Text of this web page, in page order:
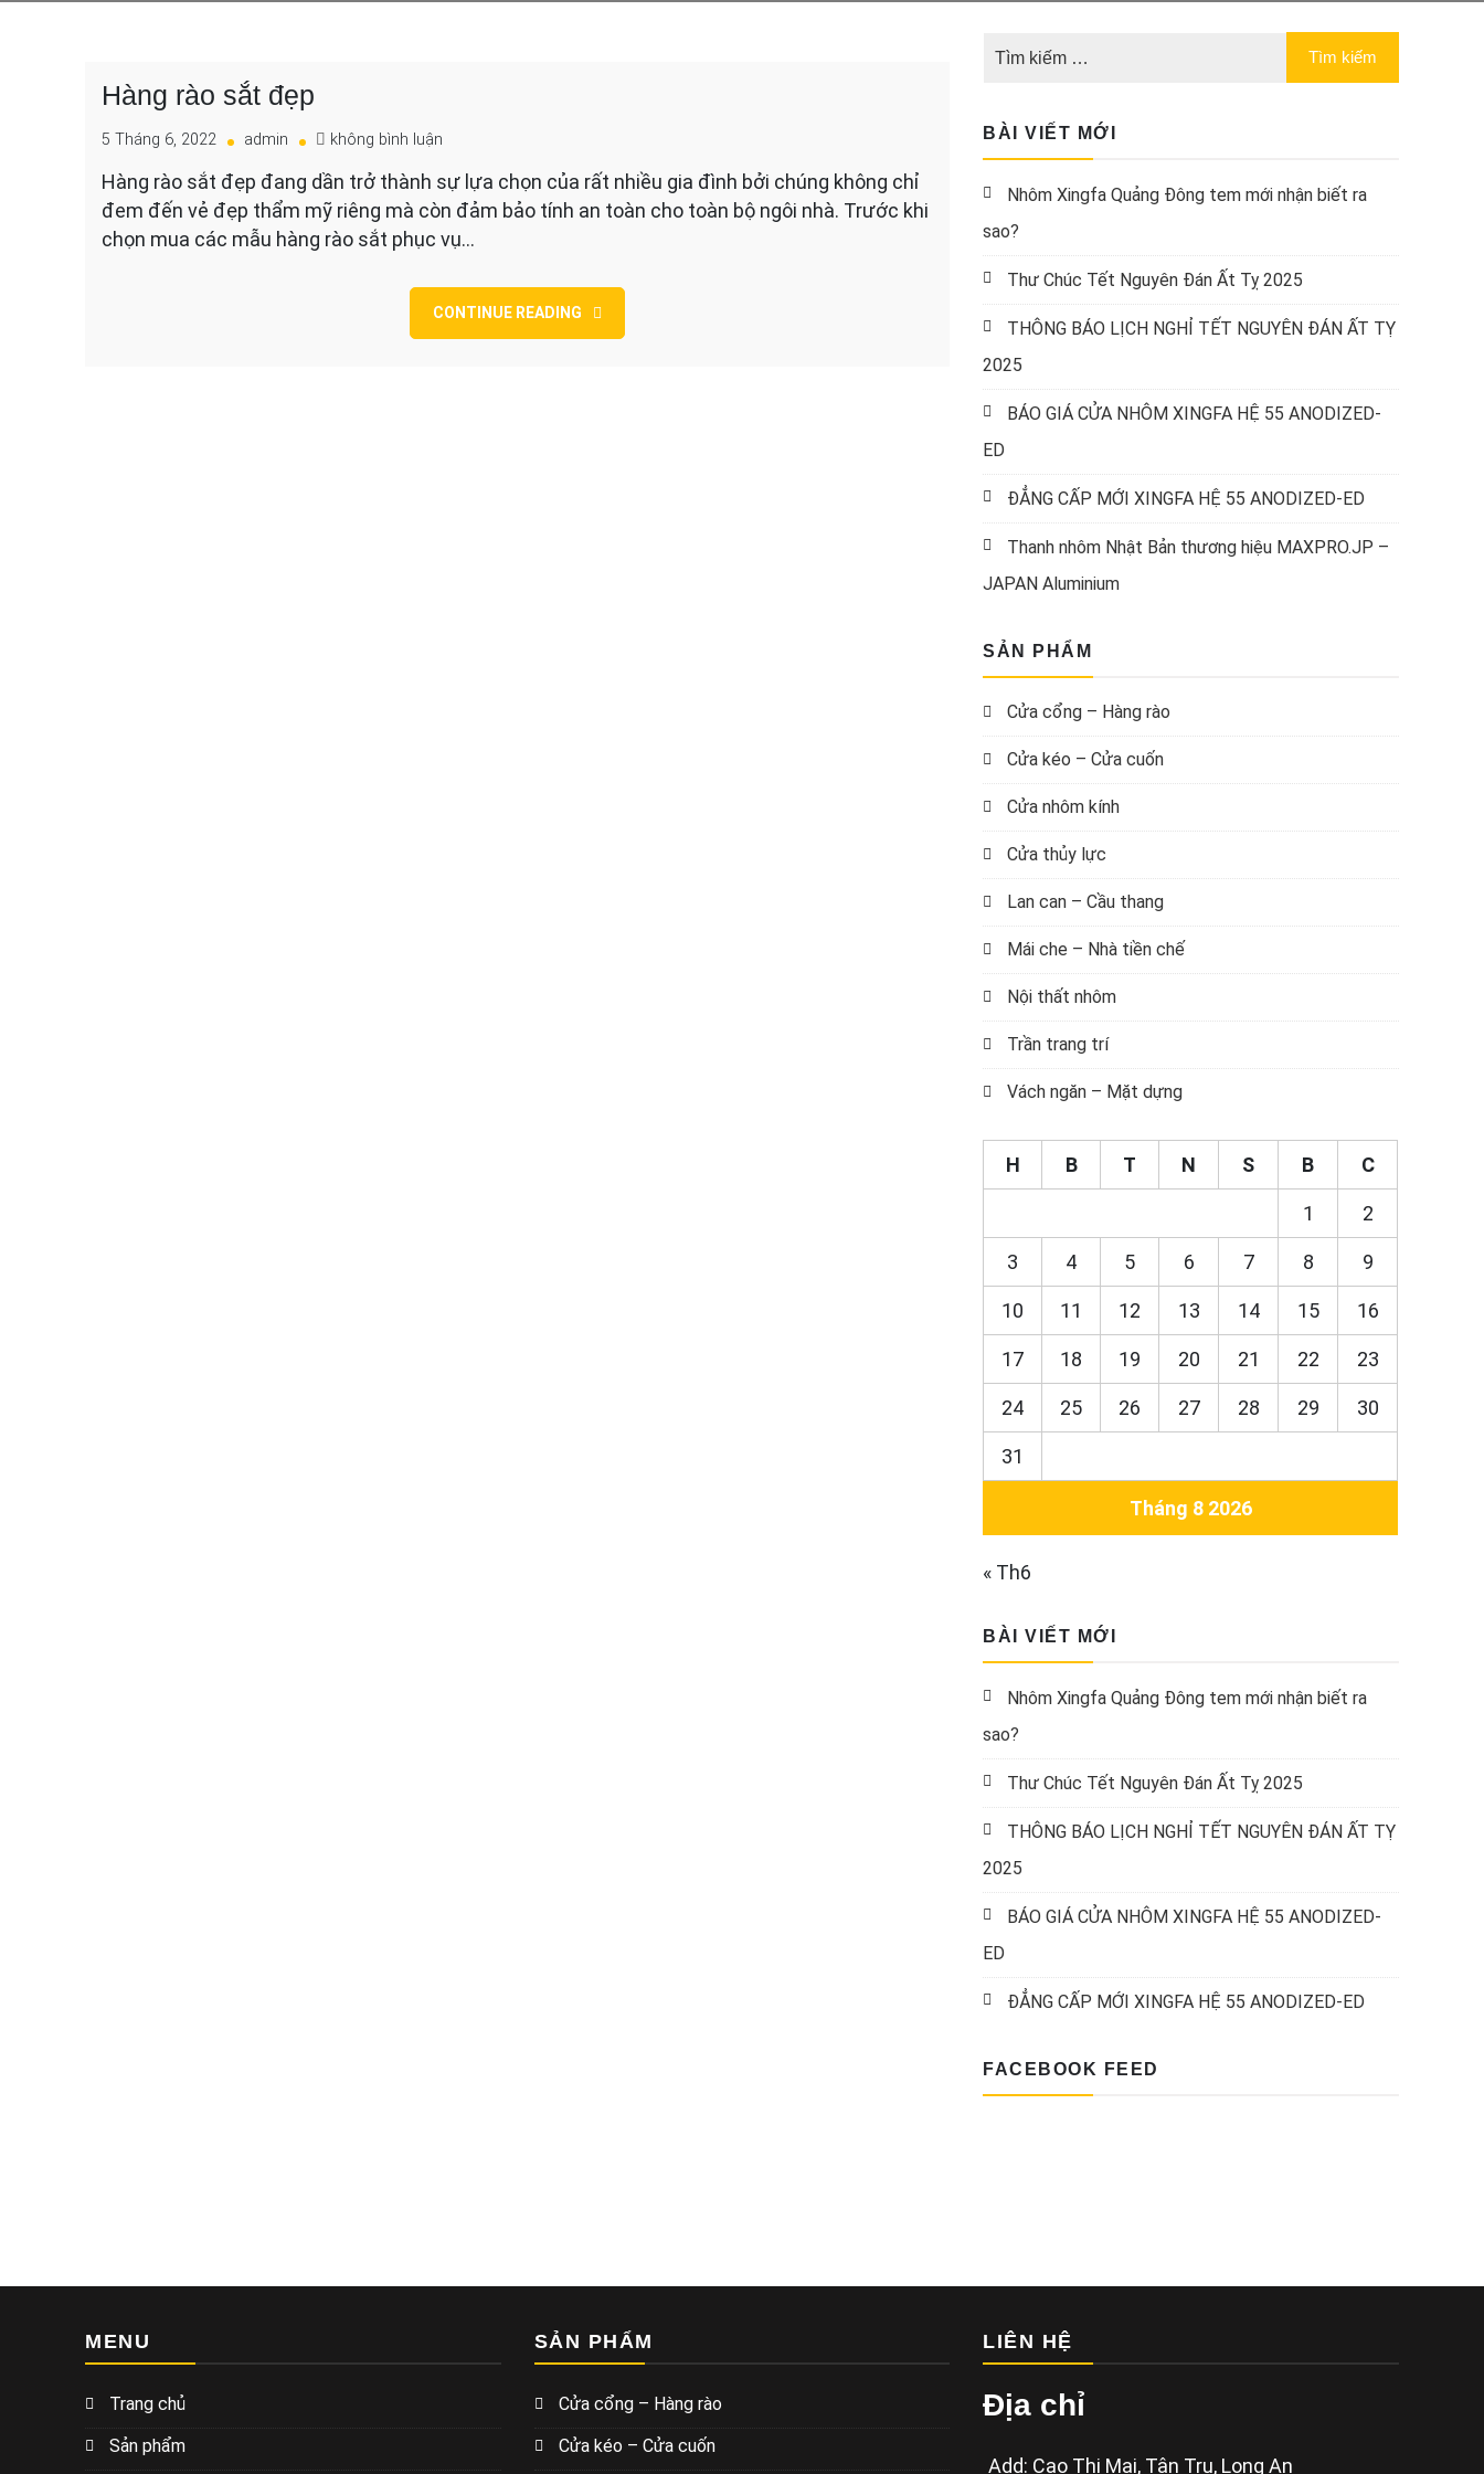
Hàng rào sắt đẹp
5 Tháng 6, 2022 admin không bình luận
rào
sắt
đẹp
Hàng rào sắt đẹp đang dần trở thành sự lựa chọn của rất nhiều gia đình bởi chúng không chỉ
đem đến vẻ đẹp thẩm mỹ riêng mà còn đảm bảo tính an toàn cho toàn bộ ngôi nhà. Trước khi
chọn mua các mẫu hàng rào sắt phục vụ…
CONTINUE READING
BÀI VIẾT MỚI
Nhôm Xingfa Quảng Đông tem mới nhận biết ra
sao?
Thư Chúc Tết Nguyên Đán Ất Tỵ 2025
THÔNG BÁO LỊCH NGHỈ TẾT NGUYÊN ĐÁN ẤT TỴ
2025
BÁO GIÁ CỬA NHÔM XINGFA HỆ 55 ANODIZED-
ED
ĐẲNG CẤP MỚI XINGFA HỆ 55 ANODIZED-ED
Thanh nhôm Nhật Bản thương hiệu MAXPRO.JP –
JAPAN Aluminium
SẢN PHẨM
Cửa cổng – Hàng rào
Cửa kéo – Cửa cuốn
Cửa nhôm kính
Cửa thủy lực
Lan can – Cầu thang
Mái che – Nhà tiền chế
Nội thất nhôm
Trần trang trí
Vách ngăn – Mặt dựng
Tháng 8 2026
H B T N S B C
1 2
3 4 5 6 7 8 9
10 11 12 13 14 15 16
17 18 19 20 21 22 23
24 25 26 27 28 29 30
31
« Th6
BÀI VIẾT MỚI
Nhôm Xingfa Quảng Đông tem mới nhận biết ra
sao?
Thư Chúc Tết Nguyên Đán Ất Tỵ 2025
THÔNG BÁO LỊCH NGHỈ TẾT NGUYÊN ĐÁN ẤT TỴ
2025
BÁO GIÁ CỬA NHÔM XINGFA HỆ 55 ANODIZED-
ED
ĐẲNG CẤP MỚI XINGFA HỆ 55 ANODIZED-ED
FACEBOOK FEED
MENU
Trang chủ
Sản phẩm
SẢN PHẨM
Cửa cổng – Hàng rào
Cửa kéo – Cửa cuốn
LIÊN HỆ
Địa chỉ
Add: Cao Thị Mai, Tân Trụ, Long An